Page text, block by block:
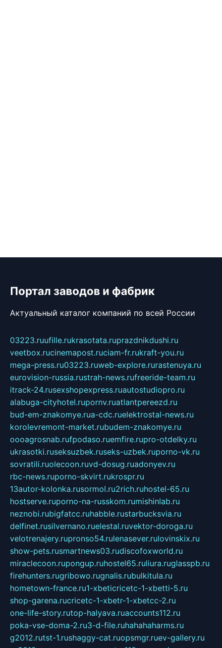
Портал заводов и фабрик
Актуальный каталог компаний по всей России
03223.ruufille.rukrasotata.ruprazdnikdushi.ru
veetbox.rucinemapost.ruciam-fr.rukraft-you.ru
mega-press.ru03223.ruweb-explore.rurastenuya.ru
eurovision-russia.rustrah-news.rufreeride-team.ru
itrack-24.rusexshopexpress.ruautostudiopro.ru
alabuga-cityhotel.rupornv.ruatlantpereezd.ru
bud-em-znakomye.rua-cdc.ruelektrostal-news.ru
korolevremont-market.rubudem-znakomye.ru
oooagrosnab.rufpodaso.ruemfire.rupro-otdelky.ru
ukrasotki.ruseksuzbek.ruseks-uzbek.ruporno-vk.ru
sovratili.ruolecoon.ruvd-dosug.ruadonyev.ru
rbc-news.ruporno-skvirt.rukrospr.ru
13autor-kolonka.rusormol.ru2rich.ruhostel-65.ru
hostserve.ruporno-na-russkom.rumishinlab.ru
neznobi.rubigfatcc.ruhabble.rustarbucksvia.ru
delfinet.rusilvernano.ruelestal.ruvektor-doroga.ru
velotrenajery.rupronso54.rulenasever.rulovinskix.ru
show-pets.rusmartnews03.rudiscofoxworld.ru
miraclecoon.rupongup.ruhostel65.ruliura.ruglasspb.ru
firehunters.rugribowo.rugnalis.rubulkitula.ru
hometown-france.ru1-xbeticricetc-1-xbetti-5.ru
shop-garena.rucricetc-1-xbetr-1-xbetcc-2.ru
one-life-story.rutop-halyava.ruaccounts112.ru
poka-vse-doma-2.ru3-d-file.ruhahahaharms.ru
g2012.rutst-1.rushaggy-cat.ruopsmgr.ruev-gallery.ru